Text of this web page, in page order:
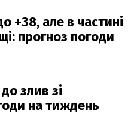
+38, але в частині
прогноз погоди
злив зі
на тиждень